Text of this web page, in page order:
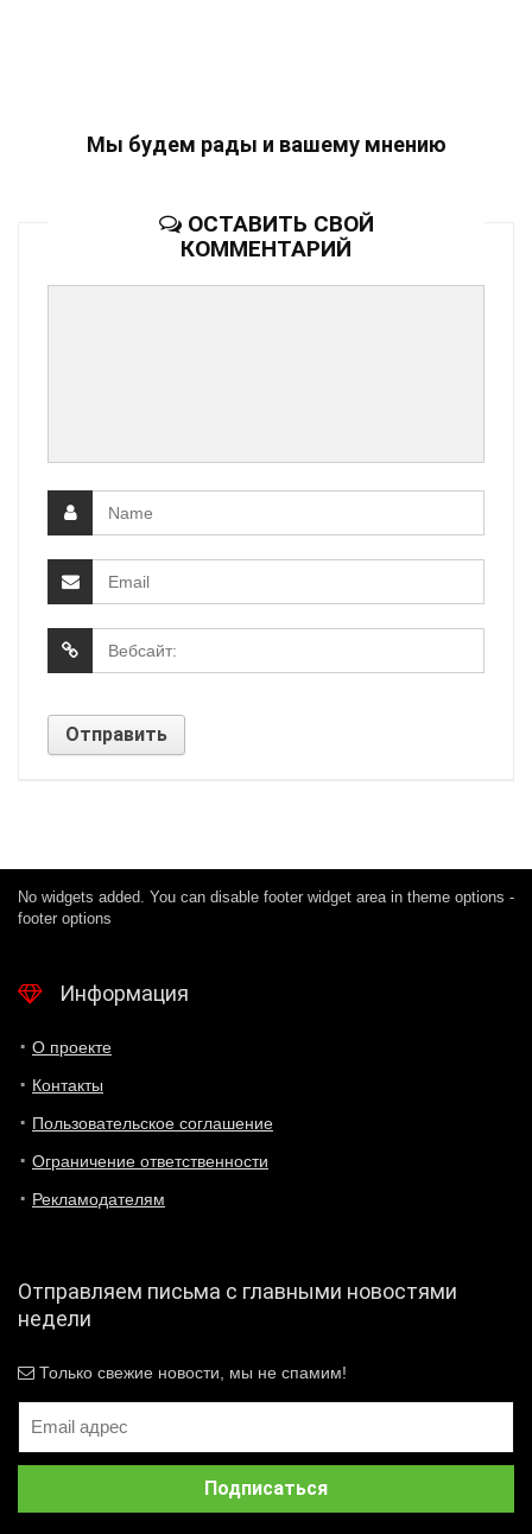
Мы будем рады и вашему мнению
ОСТАВИТЬ СВОЙ
КОММЕНТАРИЙ
No widgets added. You can disable footer widget area in theme options -
footer options
Информация
О проекте
Контакты
Пользовательское соглашение
Ограничение ответственности
Рекламодателям
Отправляем письма с главными новостями
недели
Только свежие новости, мы не спамим!